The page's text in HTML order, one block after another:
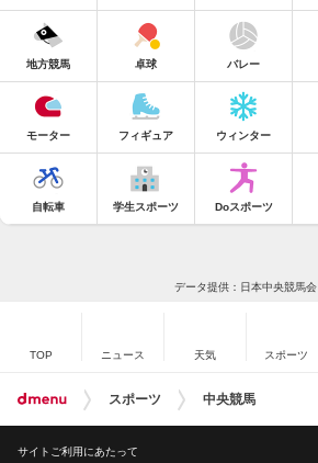
地方競馬 卓球 バレー
モーター フィギュア ウィンター
自転車 学生スポーツ Doスポーツ
データ提供：日本中央競馬会
TOP ニュース 天気 スポーツ
スポーツ 中央競馬
サイトご利用にあたって